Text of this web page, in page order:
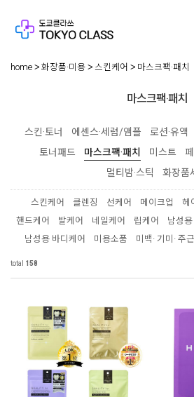
home 화장품·미용 스킨케어 마스크팩·패치
마스크팩·패치
스킨·토너 에센스·세럼/앰플 로션·유액
토너패드
마스크팩·패치 미스트
멀티밤·스틱
화장품
스킨케어 클렌징 선케어 메이크업 헤
핸드케어
발케어 네일케어 립케어 남성
남성용 바디케어
미용소품 미백· 기미· 주
total 158